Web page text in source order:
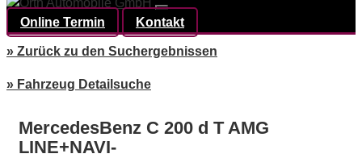
Online Termin Kontakt
» Zurück zu den Suchergebnissen
» Fahrzeug Detailsuche
MercedesBenz C 200 d T AMG
LINE+NAVI-